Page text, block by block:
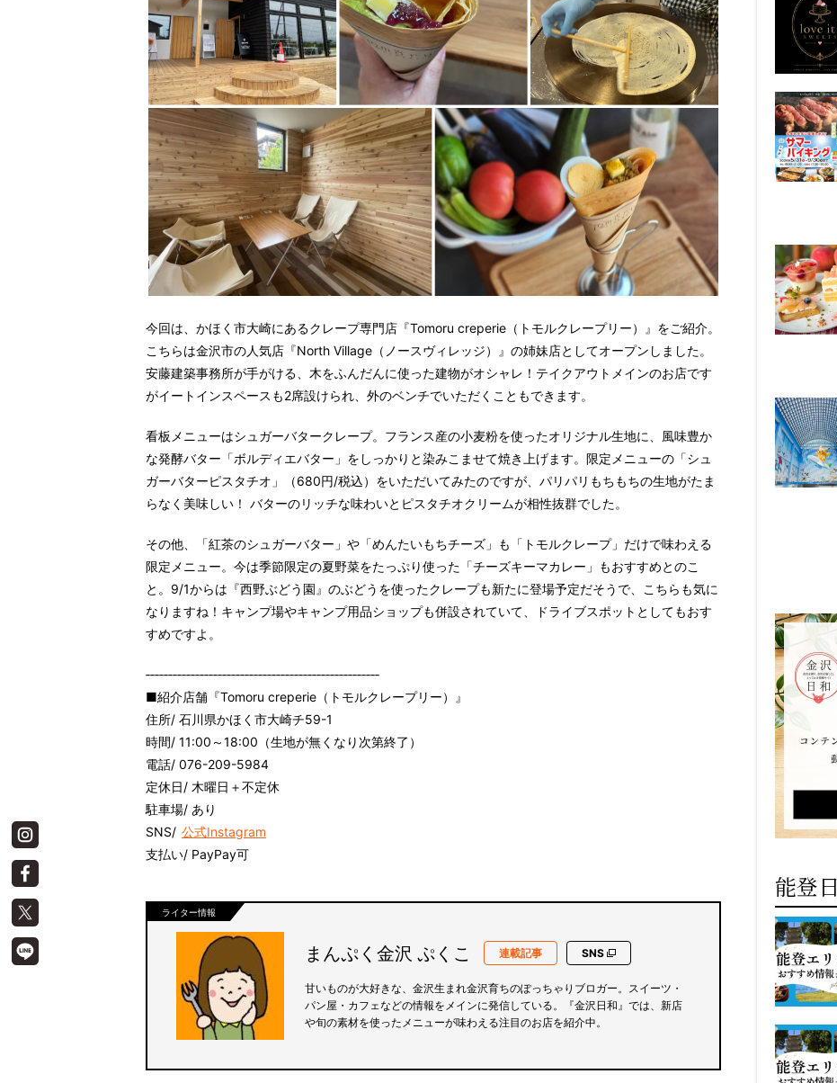
今回は、かほく市大崎にあるクレープ専門店『Tomoru creperie（トモルクレープリー）』をご紹介。
こちらは金沢市の人気店『North Village（ノースヴィレッジ）』の姉妹店としてオープンしました。
安藤建築事務所が手がける、木をふんだんに使った建物がオシャレ！テイクアウトメインのお店です
がイートインスペースも2席設けられ、外のベンチでいただくこともできます。
看板メニューはシュガーバタークレープ。フランス産の小麦粉を使ったオリジナル生地に、風味豊か
な発酵バター「ボルディエバター」をしっかりと染みこませて焼き上げます。限定メニューの「シュ
ガーバターピスタチオ」（680円/税込）をいただいてみたのですが、パリパリもちもちの生地がたま
らなく美味しい！ バターのリッチな味わいとピスタチオクリームが相性抜群でした。
その他、「紅茶のシュガーバター」や「めんたいもちチーズ」も「トモルクレープ」だけで味わえる
限定メニュー。今は季節限定の夏野菜をたっぷり使った「チーズキーマカレー」もおすすめとのこ
と。9/1からは『西野ぶどう園』のぶどうを使ったクレープも新たに登場予定だそうで、こちらも気に
なりますね！キャンプ場やキャンプ用品ショップも併設されていて、ドライブスポットとしてもおす
すめですよ。
‐‐‐‐‐‐‐‐‐‐‐‐‐‐‐‐‐‐‐‐‐‐‐‐‐‐‐‐‐‐‐‐‐‐‐‐‐‐‐‐‐‐‐‐‐‐‐‐‐‐‐‐
■紹介店舗『Tomoru creperie（トモルクレープリー）』
住所/ 石川県かほく市大崎チ59-1
時間/ 11:00～18:00（生地が無くなり次第終了）
電話/ 076-209-5984
定休日/ 木曜日＋不定休
駐車場/ あり
SNS/ 公式Instagram
支払い/ PayPay可
ライター情報
まんぷく金沢 ぷくこ 連載記事 SNS
甘いものが大好きな、金沢生まれ金沢育ちのぽっちゃりブロガー。スイーツ・
パン屋・カフェなどの情報をメインに発信している。『金沢日和』では、新店
や旬の素材を使ったメニューが味わえる注目のお店を紹介中。
能登